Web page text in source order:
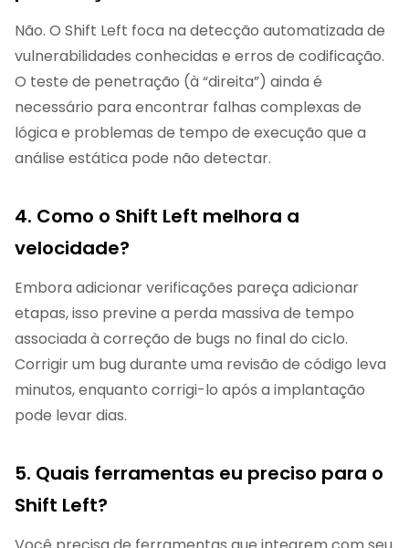
Não. O Shift Left foca na detecção automatizada de
vulnerabilidades conhecidas e erros de codificação.
O teste de penetração (à “direita”) ainda é
necessário para encontrar falhas complexas de
lógica e problemas de tempo de execução que a
análise estática pode não detectar.
4. Como o Shift Left melhora a
velocidade?
Embora adicionar verificações pareça adicionar
etapas, isso previne a perda massiva de tempo
associada à correção de bugs no final do ciclo.
Corrigir um bug durante uma revisão de código leva
minutos, enquanto corrigi-lo após a implantação
pode levar dias.
5. Quais ferramentas eu preciso para o
Shift Left?